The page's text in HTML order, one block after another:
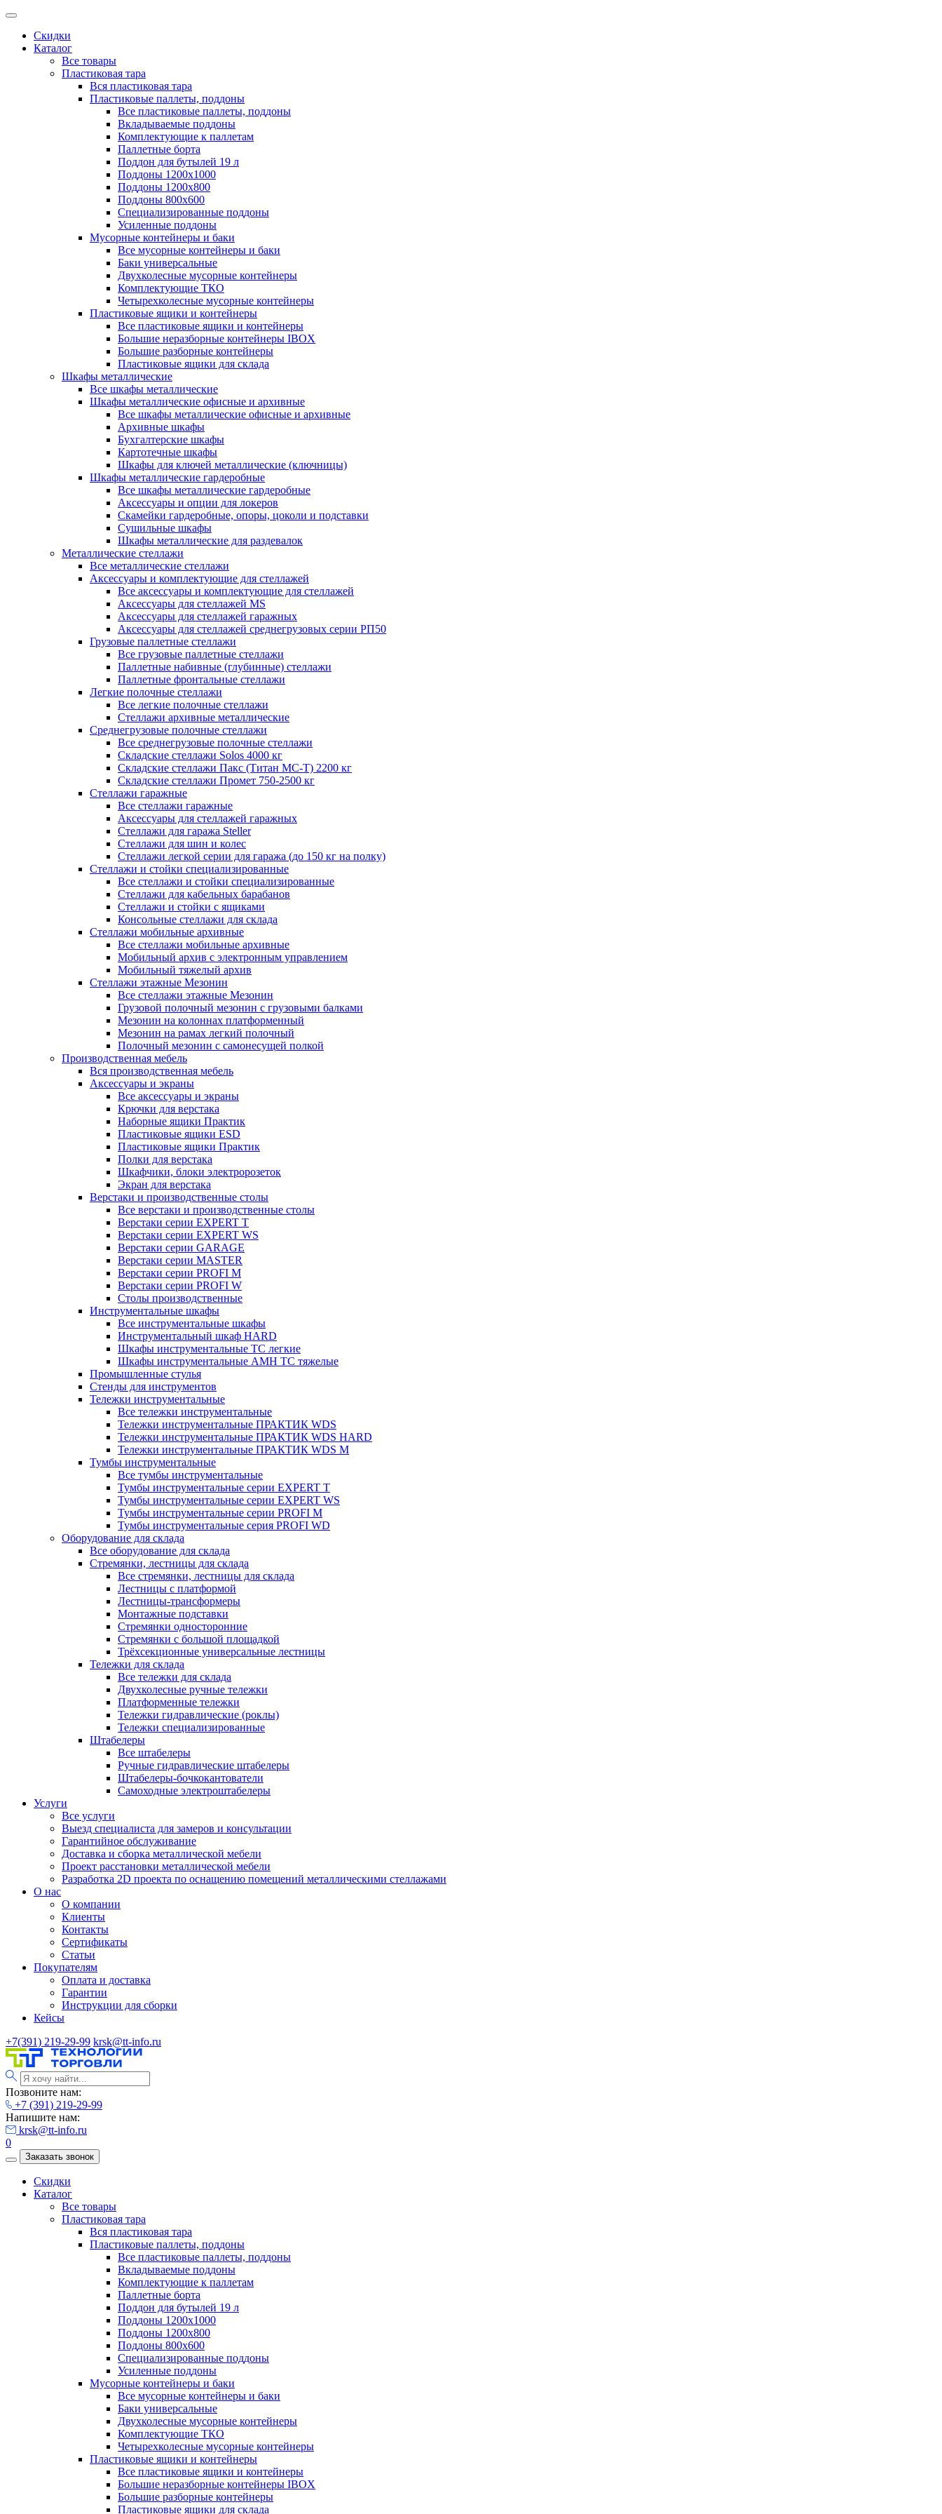
Скидки
Каталог
Все товары
Пластиковая тара
Вся пластиковая тара
Пластиковые паллеты, поддоны
Все пластиковые паллеты, поддоны
Вкладываемые поддоны
Комплектующие к паллетам
Паллетные борта
Поддон для бутылей 19 л
Поддоны 1200х1000
Поддоны 1200х800
Поддоны 800х600
Специализированные поддоны
Усиленные поддоны
Мусорные контейнеры и баки
Все мусорные контейнеры и баки
Баки универсальные
Двухколесные мусорные контейнеры
Комплектующие ТКО
Четырехколесные мусорные контейнеры
Пластиковые ящики и контейнеры
Все пластиковые ящики и контейнеры
Большие неразборные контейнеры IBOX
Большие разборные контейнеры
Пластиковые ящики для склада
Шкафы металлические
Все шкафы металлические
Шкафы металлические офисные и архивные
Все шкафы металлические офисные и архивные
Архивные шкафы
Бухгалтерские шкафы
Картотечные шкафы
Шкафы для ключей металлические (ключницы)
Шкафы металлические гардеробные
Все шкафы металлические гардеробные
Аксессуары и опции для локеров
Скамейки гардеробные, опоры, цоколи и подставки
Сушильные шкафы
Шкафы металлические для раздевалок
Металлические стеллажи
Все металлические стеллажи
Аксессуары и комплектующие для стеллажей
Все аксессуары и комплектующие для стеллажей
Аксессуары для стеллажей MS
Аксессуары для стеллажей гаражных
Аксессуары для стеллажей среднегрузовых серии РП50
Грузовые паллетные стеллажи
Все грузовые паллетные стеллажи
Паллетные набивные (глубинные) стеллажи
Паллетные фронтальные стеллажи
Легкие полочные стеллажи
Все легкие полочные стеллажи
Стеллажи архивные металлические
Среднегрузовые полочные стеллажи
Все среднегрузовые полочные стеллажи
Складские стеллажи Solos 4000 кг
Складские стеллажи Пакс (Титан МС-Т) 2200 кг
Складские стеллажи Промет 750-2500 кг
Стеллажи гаражные
Все стеллажи гаражные
Аксессуары для стеллажей гаражных
Стеллажи для гаража Steller
Стеллажи для шин и колес
Стеллажи легкой серии для гаража (до 150 кг на полку)
Стеллажи и стойки специализированные
Все стеллажи и стойки специализированные
Стеллажи для кабельных барабанов
Стеллажи и стойки с ящиками
Консольные стеллажи для склада
Стеллажи мобильные архивные
Все стеллажи мобильные архивные
Мобильный архив с электронным управлением
Мобильный тяжелый архив
Стеллажи этажные Мезонин
Все стеллажи этажные Мезонин
Грузовой полочный мезонин с грузовыми балками
Мезонин на колоннах платформенный
Мезонин на рамах легкий полочный
Полочный мезонин с самонесущей полкой
Производственная мебель
Вся производственная мебель
Аксессуары и экраны
Все аксессуары и экраны
Крючки для верстака
Наборные ящики Практик
Пластиковые ящики ESD
Пластиковые ящики Практик
Полки для верстака
Шкафчики, блоки электророзеток
Экран для верстака
Верстаки и производственные столы
Все верстаки и производственные столы
Верстаки серии EXPERT T
Верстаки серии EXPERT WS
Верстаки серии GARAGE
Верстаки серии MASTER
Верстаки серии PROFI M
Верстаки серии PROFI W
Столы производственные
Инструментальные шкафы
Все инструментальные шкафы
Инструментальный шкаф HARD
Шкафы инструментальные ТС легкие
Шкафы инструментальные AMH TC тяжелые
Промышленные стулья
Стенды для инструментов
Тележки инструментальные
Все тележки инструментальные
Тележки инструментальные ПРАКТИК WDS
Тележки инструментальные ПРАКТИК WDS HARD
Тележки инструментальные ПРАКТИК WDS M
Тумбы инструментальные
Все тумбы инструментальные
Тумбы инструментальные серии EXPERT T
Тумбы инструментальные серии EXPERT WS
Тумбы инструментальные серии PROFI M
Тумбы инструментальные серия PROFI WD
Оборудование для склада
Все оборудование для склада
Стремянки, лестницы для склада
Все стремянки, лестницы для склада
Лестницы с платформой
Лестницы-трансформеры
Монтажные подставки
Стремянки односторонние
Стремянки с большой площадкой
Трёхсекционные универсальные лестницы
Тележки для склада
Все тележки для склада
Двухколесные ручные тележки
Платформенные тележки
Тележки гидравлические (роклы)
Тележки специализированные
Штабелеры
Все штабелеры
Ручные гидравлические штабелеры
Штабелеры-бочкокантователи
Самоходные электроштабелеры
Услуги
Все услуги
Выезд специалиста для замеров и консультации
Гарантийное обслуживание
Доставка и сборка металлической мебели
Проект расстановки металлической мебели
Разработка 2D проекта по оснащению помещений металлическими стеллажами
О нас
О компании
Клиенты
Контакты
Сертификаты
Статьи
Покупателям
Оплата и доставка
Гарантии
Инструкции для сборки
Кейсы
+7(391) 219-29-99 krsk@tt-info.ru
Позвоните нам:
+7 (391) 219-29-99
Напишите нам:
krsk@tt-info.ru
0
Заказать звонок
Скидки
Каталог
Все товары
Пластиковая тара
Вся пластиковая тара
Пластиковые паллеты, поддоны
Все пластиковые паллеты, поддоны
Вкладываемые поддоны
Комплектующие к паллетам
Паллетные борта
Поддон для бутылей 19 л
Поддоны 1200х1000
Поддоны 1200х800
Поддоны 800х600
Специализированные поддоны
Усиленные поддоны
Мусорные контейнеры и баки
Все мусорные контейнеры и баки
Баки универсальные
Двухколесные мусорные контейнеры
Комплектующие ТКО
Четырехколесные мусорные контейнеры
Пластиковые ящики и контейнеры
Все пластиковые ящики и контейнеры
Большие неразборные контейнеры IBOX
Большие разборные контейнеры
Пластиковые ящики для склада